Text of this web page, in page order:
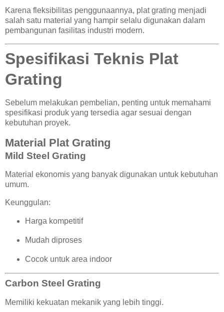
Karena fleksibilitas penggunaannya, plat grating menjadi
salah satu material yang hampir selalu digunakan dalam
pembangunan fasilitas industri modern.
Spesifikasi Teknis Plat
Grating
Sebelum melakukan pembelian, penting untuk memahami
spesifikasi produk yang tersedia agar sesuai dengan
kebutuhan proyek.
Material Plat Grating
Mild Steel Grating
Material ekonomis yang banyak digunakan untuk kebutuhan
umum.
Keunggulan:
Harga kompetitif
Mudah diproses
Cocok untuk area indoor
Carbon Steel Grating
Memiliki kekuatan mekanik yang lebih tinggi.